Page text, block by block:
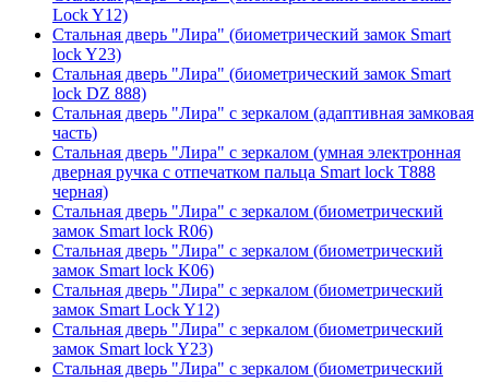
Lock Y12)
Стальная дверь "Лира" (биометрический замок Smart
lock Y23)
Стальная дверь "Лира" (биометрический замок Smart
lock DZ 888)
Стальная дверь "Лира" с зеркалом (адаптивная замковая
часть)
Стальная дверь "Лира" с зеркалом (умная электронная
дверная ручка с отпечатком пальца Smart lock T888
черная)
Стальная дверь "Лира" с зеркалом (биометрический
замок Smart lock R06)
Стальная дверь "Лира" с зеркалом (биометрический
замок Smart lock K06)
Стальная дверь "Лира" с зеркалом (биометрический
замок Smart Lock Y12)
Стальная дверь "Лира" с зеркалом (биометрический
замок Smart lock Y23)
Стальная дверь "Лира" с зеркалом (биометрический